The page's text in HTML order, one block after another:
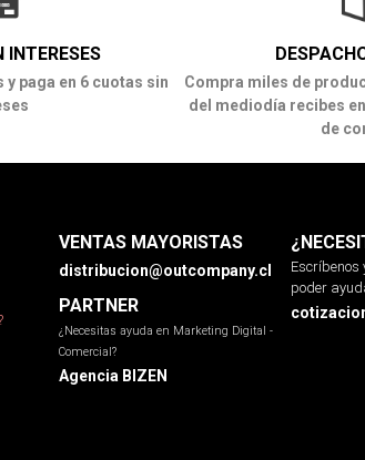
INTERESES
y paga en 6 cuotas sin
Compra miles de
del mediodía recibes
de
VENTAS MAYORISTAS
distribucion@outcompany.cl
PARTNER
¿Necesitas ayuda en Marketing Digital -
Comercial?
Agencia BIZEN
poder